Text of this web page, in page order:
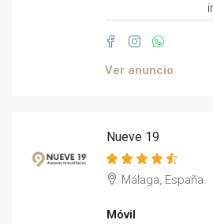
Ver anuncio
Nueve 19
Málaga, España.
Móvil